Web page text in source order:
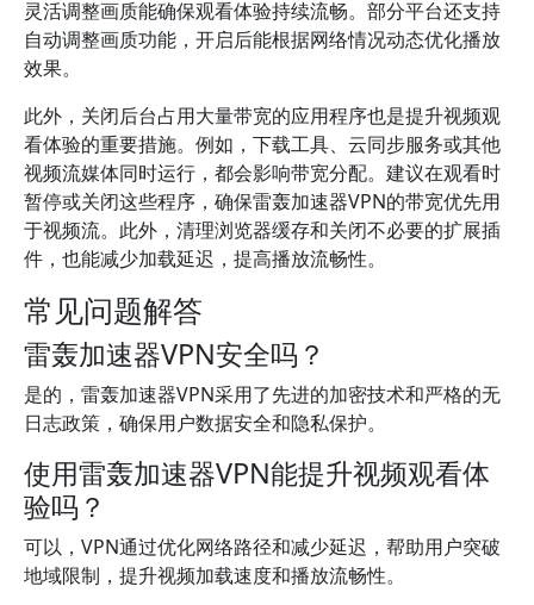
灵活调整画质能确保观看体验持续流畅。部分平台还支持
自动调整画质功能，开启后能根据网络情况动态优化播放
效果。
此外，关闭后台占用大量带宽的应用程序也是提升视频观
看体验的重要措施。例如，下载工具、云同步服务或其他
视频流媒体同时运行，都会影响带宽分配。建议在观看时
暂停或关闭这些程序，确保雷轰加速器VPN的带宽优先用
于视频流。此外，清理浏览器缓存和关闭不必要的扩展插
件，也能减少加载延迟，提高播放流畅性。
常见问题解答
雷轰加速器VPN安全吗？
是的，雷轰加速器VPN采用了先进的加密技术和严格的无
日志政策，确保用户数据安全和隐私保护。
使用雷轰加速器VPN能提升视频观看体
验吗？
可以，VPN通过优化网络路径和减少延迟，帮助用户突破
地域限制，提升视频加载速度和播放流畅性。